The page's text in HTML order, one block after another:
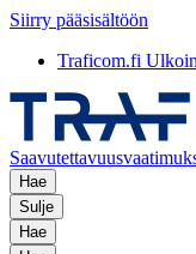
Siirry pääsisältöön
Traficom.fi
Hae
Sulje
Hae